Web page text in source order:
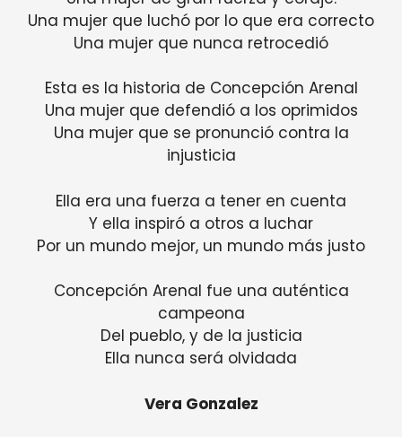
Una mujer que luchó por lo que era correcto
Una mujer que nunca retrocedió
Esta es la historia de Concepción Arenal
Una mujer que defendió a los oprimidos
Una mujer que se pronunció contra la
injusticia
Ella era una fuerza a tener en cuenta
Y ella inspiró a otros a luchar
Por un mundo mejor, un mundo más justo
Concepción Arenal fue una auténtica
campeona
Del pueblo, y de la justicia
Ella nunca será olvidada
Vera Gonzalez